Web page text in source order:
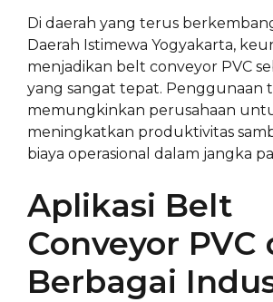
Di daerah yang terus
Daerah Istimewa Yogyakarta,
menjadikan belt conveyor PVC
yang sangat tepat. Penggunaan
memungkinkan perusahaan
meningkatkan produktivitas
biaya operasional dalam jangka
Aplikasi Belt
Conveyor PVC
Berbagai